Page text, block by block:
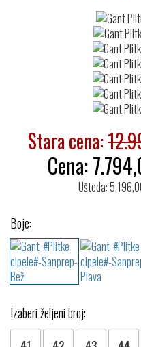
Stara cena:
Cena:
Ušteda:
Boje:
Izaberi željeni broj: